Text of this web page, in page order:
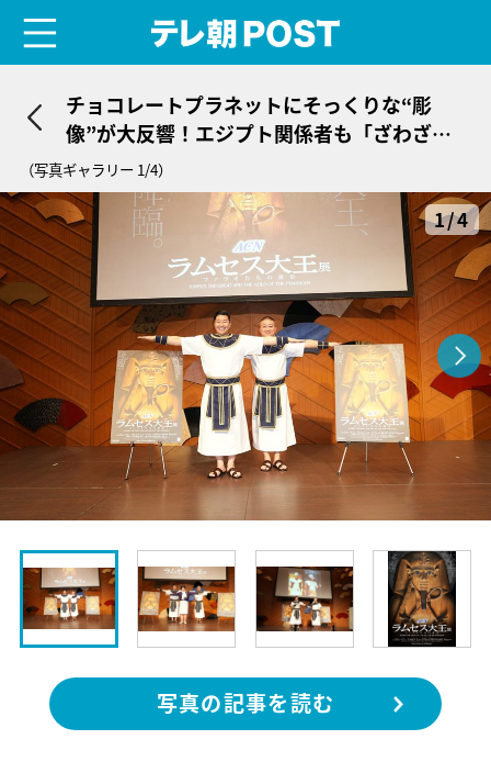
チョコレートプラネットにそっくりな“彫
像”が大反響！エジプト関係者も「ざわざわ
していた」
（写真ギャラリー 1/4）
1/4
写真の記事を読む